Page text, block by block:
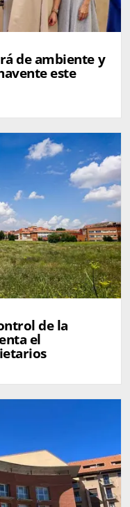
de ambiente y
este
de la
el